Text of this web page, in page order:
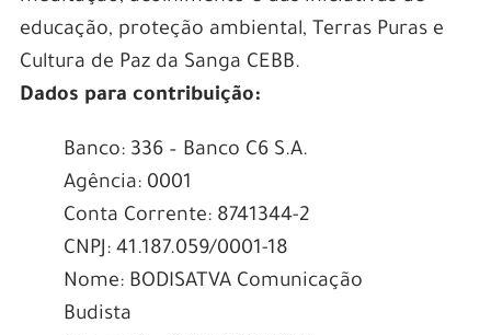
educação, proteção ambiental, Terras Puras e
Cultura de Paz da Sanga CEBB.
Dados para contribuição:
Banco: 336 – Banco C6 S.A.
Agência: 0001
Conta Corrente: 8741344-2
CNPJ: 41.187.059/0001-18
Nome: BODISATVA Comunicação
Budista